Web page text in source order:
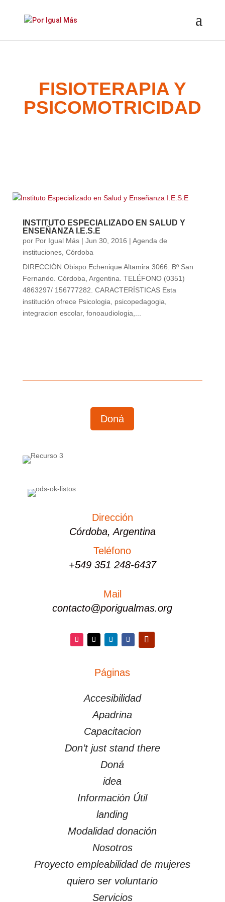
navegación
FISIOTERAPIA Y
PSICOMOTRICIDAD
INSTITUTO ESPECIALIZADO EN SALUD Y
ENSEÑANZA I.E.S.E
por Por Igual Más| Jun 30, 2016 | Agenda de
instituciones, Córdoba
DIRECCIÓN Obispo Echenique Altamira 3066. Bº San
Fernando. Córdoba, Argentina. TELÉFONO (0351)
4863297/ 156777282. CARACTERÍSTICAS Esta
institución ofrece Psicologia, psicopedagogia,
integracion escolar, fonoaudiologia,...
Doná
Dirección
Córdoba, Argentina
Teléfono
+549 351 248-6437
Mail
contacto@porigualmas.org
Facebook
Páginas
Accesibilidad
Apadrina
Capacitacion
Don’t just stand there
Doná
idea
Información Útil
landing
Modalidad donación
Nosotros
Proyecto empleabilidad de mujeres
quiero ser voluntario
Servicios